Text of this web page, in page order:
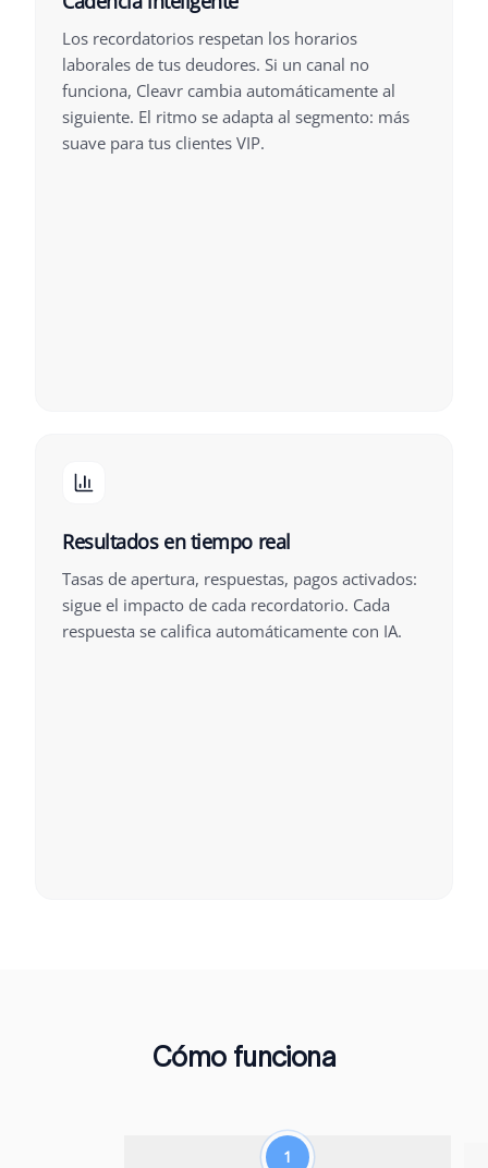
Los recordatorios respetan los horarios
laborales de tus deudores. Si un canal no
funciona, Cleavr cambia automáticamente al
siguiente. El ritmo se adapta al segmento: más
suave para tus clientes VIP.
Resultados en tiempo real
Tasas de apertura, respuestas, pagos activados:
sigue el impacto de cada recordatorio. Cada
respuesta se califica automáticamente con IA.
Cómo funciona
1